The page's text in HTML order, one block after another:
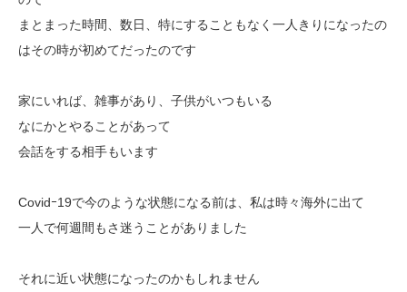
まとまった時間、数日、特にすることもなく一人きりになったの
はその時が初めてだったのです
家にいれば、雑事があり、子供がいつもいる
なにかとやることがあって
会話をする相手もいます
Covidｰ19で今のような状態になる前は、私は時々海外に出て
一人で何週間もさ迷うことがありました
それに近い状態になったのかもしれません